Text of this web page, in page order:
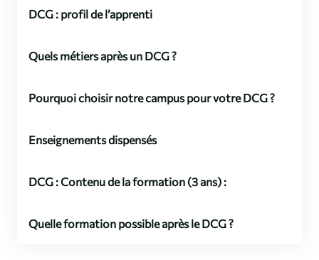
DCG : profil de l’apprenti
Quels métiers après un DCG ?
Pourquoi choisir notre campus pour votre DCG ?
Enseignements dispensés
DCG : Contenu de la formation (3 ans) :
Quelle formation possible après le DCG ?